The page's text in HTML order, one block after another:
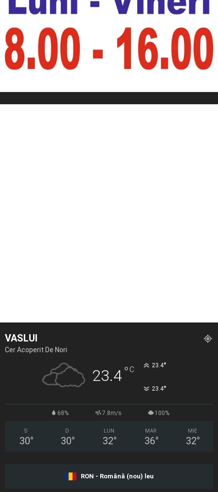
VASLUI
Cer Acoperit De Nori
23.4°C 23.4°
23.4°
68% 7.8m/s 100%
S
30°
D
30°
LUN
32°
MAR
36°
MIE
32°
RON - Română (nou) leu